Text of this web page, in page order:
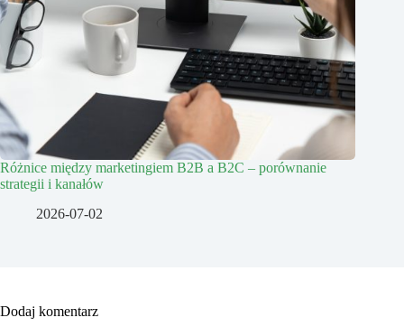
Różnice między marketingiem B2B a B2C – porównanie
strategii i kanałów
2026-07-02
Dodaj komentarz